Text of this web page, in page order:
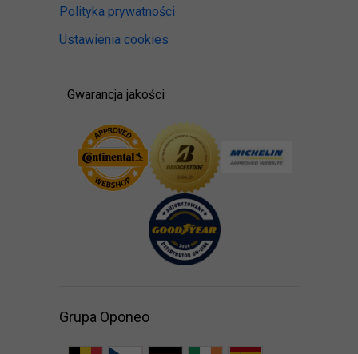
Polityka prywatności
Ustawienia cookies
Gwarancja jakości
Grupa Oponeo